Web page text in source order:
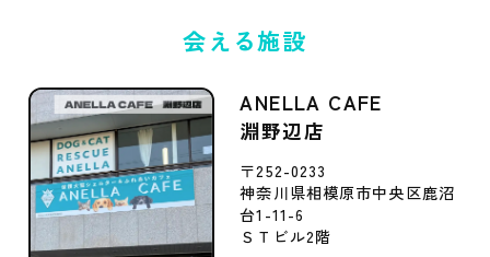
会える施設
ANELLA CAFE
淵野辺店
〒252-0233
神奈川県相模原市中央区鹿沼
台1-11-6
ＳＴビル2階